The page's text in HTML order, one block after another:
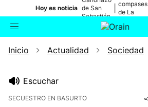
Hoy es noticia de San
Sebastián
compases
de La
Buscador Actualidad
Inicio Actualidad Sociedad
Escuchar
SECUESTRO EN BASURTO